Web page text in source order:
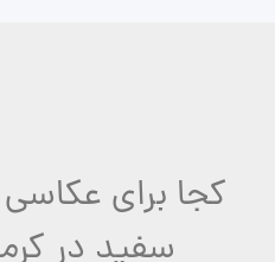
کجا برای
سفید در